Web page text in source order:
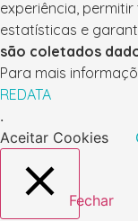
experiência,
estatísticas e
são coletados
Para mais
REDATA
.
Aceitar Cookies
Fechar